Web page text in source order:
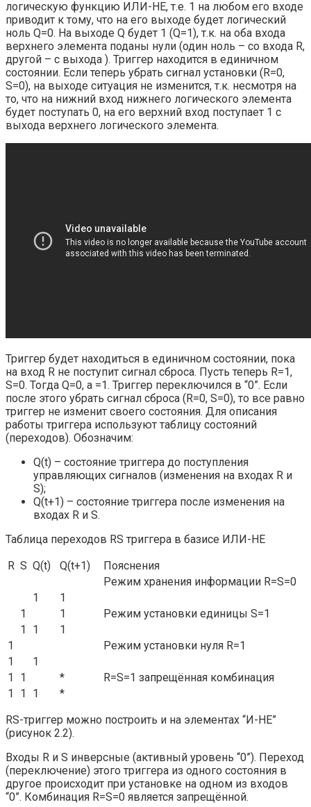
логическую функцию ИЛИ-НЕ, т.е. 1 на любом его входе
приводит к тому, что на его выходе будет логический
ноль Q=0. На выходе Q будет 1 (Q=1), т.к. на оба входа
верхнего элемента поданы нули (один ноль – со входа R,
другой – с выхода ). Триггер находится в единичном
состоянии. Если теперь убрать сигнал установки (R=0,
S=0), на выходе ситуация не изменится, т.к. несмотря на
то, что на нижний вход нижнего логического элемента
будет поступать 0, на его верхний вход поступает 1 с
выхода верхнего логического элемента.
Триггер будет находиться в единичном состоянии, пока
на вход R не поступит сигнал сброса. Пусть теперь R=1,
S=0. Тогда Q=0, а =1. Триггер переключился в “0”. Если
после этого убрать сигнал сброса (R=0, S=0), то все равно
триггер не изменит своего состояния. Для описания
работы триггера используют таблицу состояний
(переходов). Обозначим:
Q(t) – состояние триггера до поступления
управляющих сигналов (изменения на входах R и
S);
Q(t+1) – состояние триггера после изменения на
входах R и S.
Таблица переходов RS триггера в базисе ИЛИ-НЕ
R S Q(t) Q(t+1)
Пояснения
Режим хранения информации R=S=0
1
1
1
1
Режим установки единицы S=1
1
1
1
1
Режим установки нуля R=1
1
1
1
1 *
R=S=1 запрещённая комбинация
1
1 1
*
RS-триггер можно построить и на элементах “И-НЕ”
(рисунок 2.2).
Входы R и S инверсные (активный уровень “0”). Переход
(переключение) этого триггера из одного состояния в
другое происходит при установке на одном из входов
“0”. Комбинация R=S=0 является запрещённой.